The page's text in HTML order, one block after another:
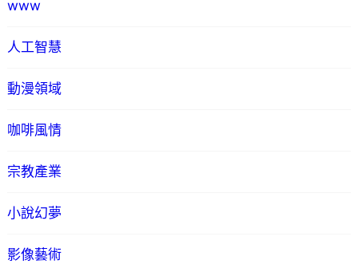
www
人工智慧
動漫領域
咖啡風情
宗教產業
小說幻夢
影像藝術